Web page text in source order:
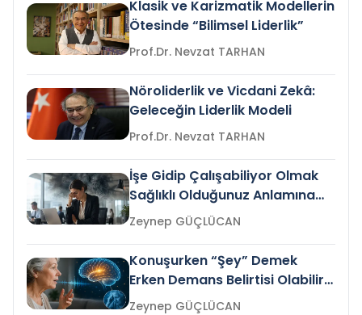
Klasik ve Karizmatik Modellerin
Ötesinde “Bilimsel Liderlik”
Prof.Dr. Nevzat TARHAN
Nöroliderlik ve Vicdani Zekâ:
Geleceğin Liderlik Modeli
Prof.Dr. Nevzat TARHAN
İşe Gidip Çalışabiliyor Olmak
Sağlıklı Olduğunuz Anlamına
Gelir mi?Zeynep GÜÇLÜCAN
Konuşurken “Şey” Demek
Erken Demans Belirtisi Olabilir
mi?
Zeynep GÜÇLÜCAN